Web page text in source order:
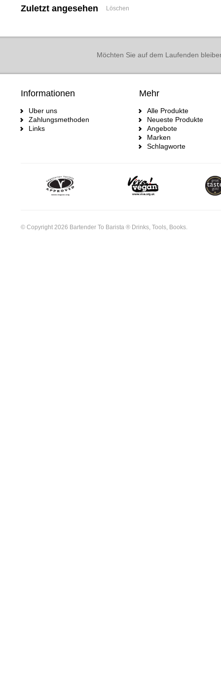
Zuletzt angesehen Löschen
Möchten Sie auf dem Laufenden
Informationen
Uber uns
Zahlungsmethoden
Links
Mehr
Alle Produkte
Neueste Produkte
Angebote
Marken
Schlagworte
© Copyright 2026 Bartender To Barista ® Drinks, Tools, Books.